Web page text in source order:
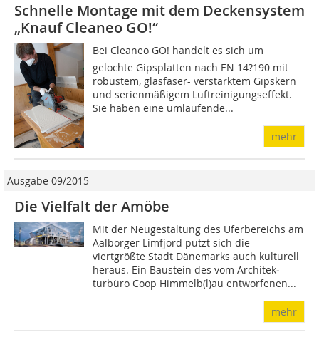
Schnelle Montage mit dem Deckensystem
„Knauf Cleaneo GO!“
Bei Cleaneo GO! handelt es sich um
gelochte Gipsplatten nach EN 14?190 mit
robustem, glasfaser- verstärktem Gipskern
und serienmäßigem Luftreinigungseffekt.
Sie haben eine umlaufende...
mehr
Ausgabe 09/2015
Die Vielfalt der Amöbe
Mit der Neugestaltung des Uferbereichs am
Aalborger Limfjord putzt sich die
viertgrößte Stadt Dänemarks auch kulturell
heraus. Ein Baustein des vom Architek­
turbüro Coop Himmelb(l)au entworfenen...
mehr